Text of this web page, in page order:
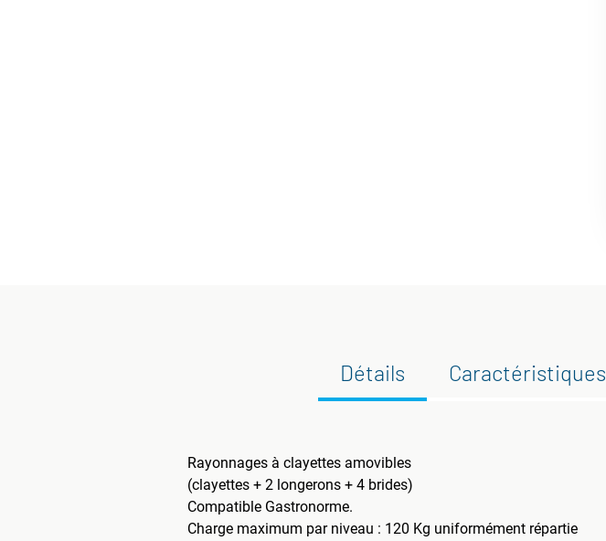
Détails Caractéristiques
Rayonnages à clayettes amovibles
(clayettes + 2 longerons + 4 brides)
Compatible Gastronorme.
Charge maximum par niveau : 120 Kg uniformément répartie